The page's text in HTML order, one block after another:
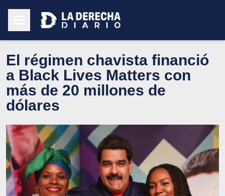
El régimen chavista financió
a Black Lives Matters con
más de 20 millones de
dólares